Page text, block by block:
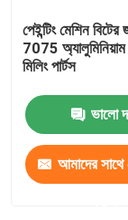
পেইন্টিং মেশিন
7075
মিলিং পার্টস
ভালো
আমাদের